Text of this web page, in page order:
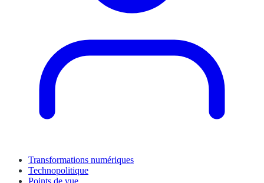
Transformations numériques
Technopolitique
Points de vue